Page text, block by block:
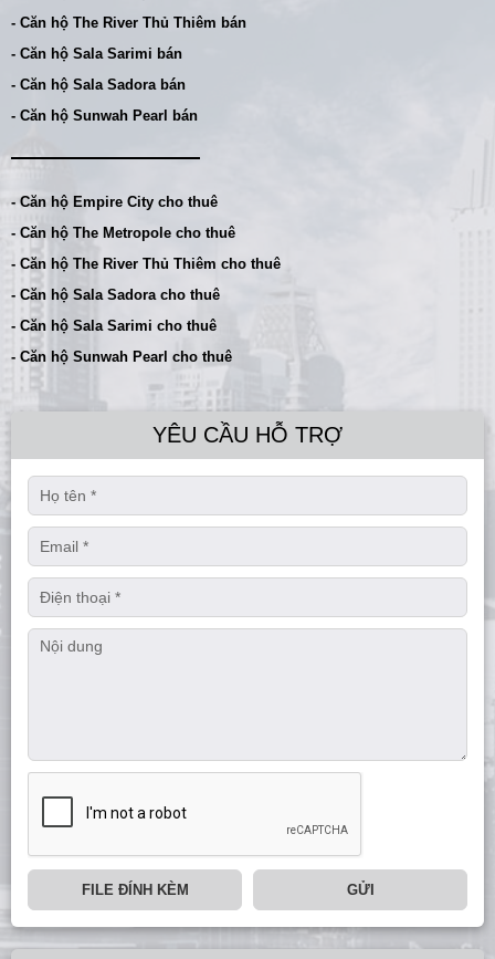
- Căn hộ The River Thủ Thiêm bán
- Căn hộ Sala Sarimi bán
- Căn hộ Sala Sadora bán
- Căn hộ Sunwah Pearl bán
- Căn hộ Empire City cho thuê
- Căn hộ The Metropole cho thuê
- Căn hộ The River Thủ Thiêm cho thuê
- Căn hộ Sala Sadora cho thuê
- Căn hộ Sala Sarimi cho thuê
- Căn hộ Sunwah Pearl cho thuê
YÊU CẦU HỖ TRỢ
FILE ĐÍNH KÈM GỬI